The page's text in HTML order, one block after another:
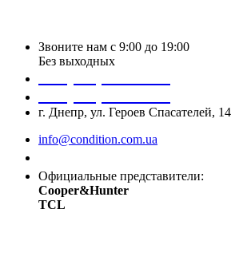
Звоните нам с 9:00 до 19:00
Без выходных
г. Днепр, ул. Героев Спасателей, 14
info@condition.com.ua
Официальные представители:
Cooper&Hunter
TCL